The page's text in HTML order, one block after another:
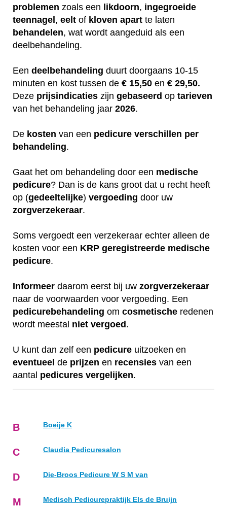
problemen zoals een likdoorn, ingegroeide
teennagel , eelt of kloven apart te laten
behandelen, wat wordt aangeduid als een
deelbehandeling.
Een deelbehandeling duurt doorgaans 10-15
minuten en kost tussen de € 15,50 en € 29,50.
Deze prijsindicaties zijn gebaseerd op tarieven
van het behandeling jaar 2026.
De kosten van een pedicure verschillen per
behandeling.
Gaat het om behandeling door een medische
pedicure? Dan is de kans groot dat u recht heeft
op (gedeeltelijke) vergoeding door uw
zorgverzekeraar.
Soms vergoedt een verzekeraar echter alleen de
kosten voor een KRP geregistreerde medische
pedicure.
Informeer daarom eerst bij uw zorgverzekeraar
naar de voorwaarden voor vergoeding. Een
pedicurebehandeling om cosmetische redenen
wordt meestal niet vergoed .
U kunt dan zelf een pedicure uitzoeken en
eventueel de prijzen en recensies van een
aantal pedicures vergelijken.
B Boeije K
C Claudia Pedicuresalon
D Die-Broos Pedicure W S M van
M Medisch Pedicurepraktijk Els de Bruijn